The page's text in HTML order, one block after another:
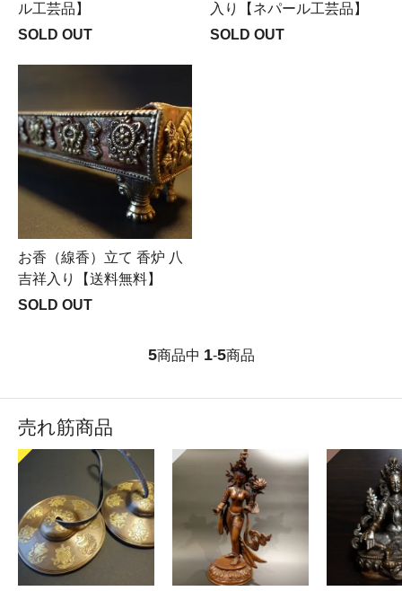
ル工芸品】
SOLD OUT
入り【ネパール工芸品】
SOLD OUT
お香（線香）立て 香炉 八
吉祥入り【送料無料】
SOLD OUT
5商品中 1-5商品
売れ筋商品